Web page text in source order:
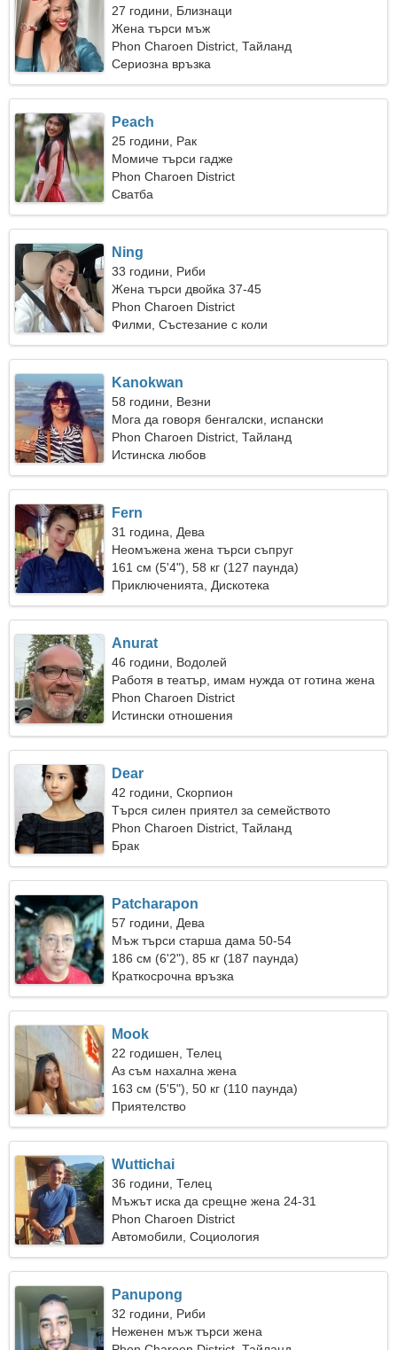
27 години, Близнаци
Жена търси мъж
Phon Charoen District, Тайланд
Сериозна връзка
Peach
25 години, Рак
Момиче търси гадже
Phon Charoen District
Сватба
Ning
33 години, Риби
Жена търси двойка 37-45
Phon Charoen District
Филми, Състезание с коли
Kanokwan
58 години, Везни
Мога да говоря бенгалски, испански
Phon Charoen District, Тайланд
Истинска любов
Fern
31 година, Дева
Неомъжена жена търси съпруг
161 см (5'4"), 58 кг (127 паунда)
Приключенията, Дискотека
Anurat
46 години, Водолей
Работя в театър, имам нужда от готина жена
Phon Charoen District
Истински отношения
Dear
42 години, Скорпион
Търся силен приятел за семейството
Phon Charoen District, Тайланд
Брак
Patcharapon
57 години, Дева
Мъж търси старша дама 50-54
186 см (6'2"), 85 кг (187 паунда)
Краткосрочна връзка
Mook
22 годишен, Телец
Аз съм нахална жена
163 см (5'5"), 50 кг (110 паунда)
Приятелство
Wuttichai
36 години, Телец
Мъжът иска да срещне жена 24-31
Phon Charoen District
Автомобили, Социология
Panupong
32 години, Риби
Неженен мъж търси жена